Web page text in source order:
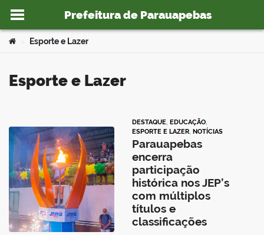
Ir para o conteúdo
Prefeitura de Parauapebas
Você está aqui:
Esporte e Lazer
Esporte e Lazer
DESTAQUE, EDUCAÇÃO,
ESPORTE E LAZER, NOTÍCIAS
Parauapebas
encerra
participação
histórica nos JEP’s
com múltiplos
títulos e
classificações